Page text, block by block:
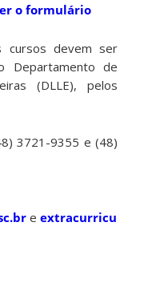
o formulário
cursos devem ser
Departamento de
(DLLE), pelos
3721-9355 e (48)
e